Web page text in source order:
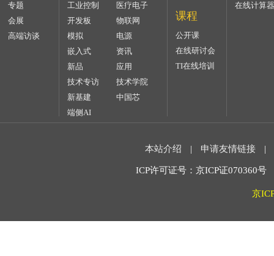
专题
会展
高端访谈
工业控制
医疗电子
开发板
物联网
模拟
电源
嵌入式
资讯
新品
应用
技术专访
技术学院
新基建
中国芯
端侧AI
课程
公开课
在线研讨会
TI在线培训
在线计算器
本站介绍 | 申请友情链接 |
ICP许可证号：京ICP证070360
京